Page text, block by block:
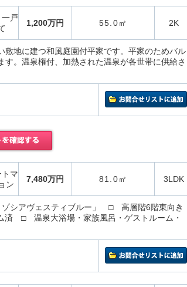
戸
1,200万円 55.0㎡ 2K
敷地に建つ和風庭園付平家です。平家のためバル
す。温泉権付、加熱された温泉が各世帯に供給さ
トマ
ン
7,480万円 81.0㎡ 3LDK
シアヴェスティブルー」 □ 高層階6階東向き
□ 温泉大浴場・家族風呂・ゲストルーム・